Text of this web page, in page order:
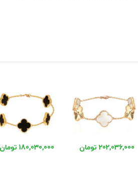
202,036,000 تومان 180,030,000 تومان